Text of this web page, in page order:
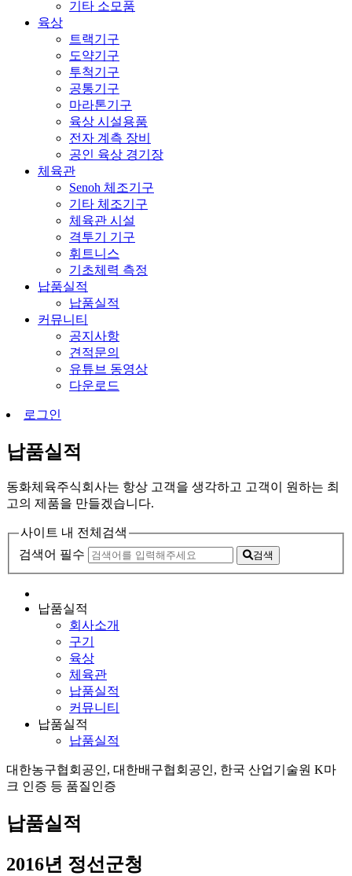
기타 소모품
육상
트랙기구
도약기구
투척기구
공통기구
마라톤기구
육상 시설용품
전자 계측 장비
공인 육상 경기장
체육관
Senoh 체조기구
기타 체조기구
체육관 시설
격투기 기구
휘트니스
기초체력 측정
납품실적
납품실적
커뮤니티
공지사항
견적문의
유튜브 동영상
다운로드
로그인
납품실적
동화체육주식회사는 항상 고객을 생각하고 고객이 원하는 최
고의 제품을 만들겠습니다.
사이트 내 전체검색
검색어 필수
검색
납품실적
회사소개
구기
육상
체육관
납품실적
커뮤니티
납품실적
납품실적
대한농구협회공인, 대한배구협회공인, 한국 산업기술원 K마
크 인증 등 품질인증
납품실적
2016년 정선군청